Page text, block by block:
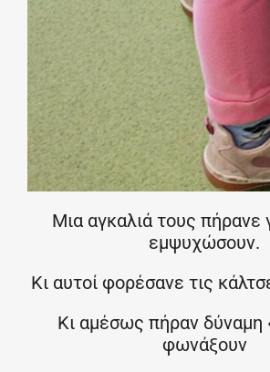
Μια αγκαλιά τους πήρανε
εμψυχώσουν.
Κι αυτοί φορέσανε τις
Κι αμέσως πήραν δύναμη
φωνάξουν